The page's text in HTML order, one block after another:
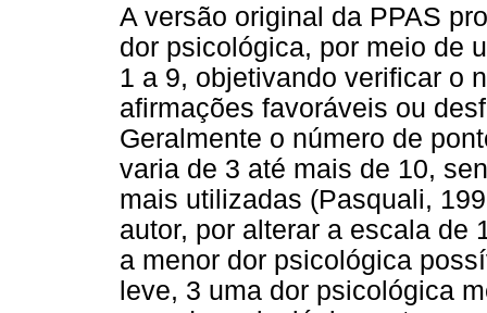
A versão original da PPAS
dor psicológica, por meio de
1 a 9, objetivando verificar o
afirmações favoráveis ou
Geralmente o número de
varia de 3 até mais de 10,
mais utilizadas (Pasquali,
autor, por alterar a escala de
a menor dor psicológica
leve, 3 uma dor psicológica